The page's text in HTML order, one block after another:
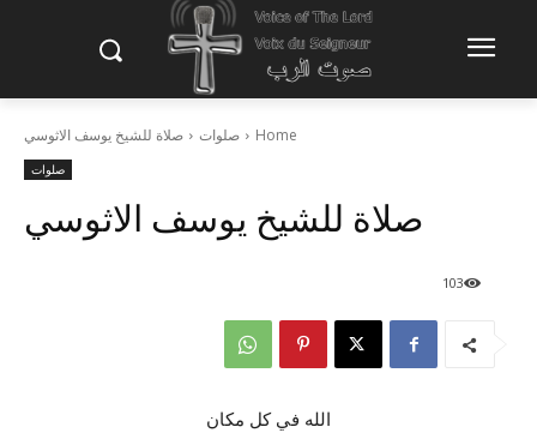
Home صلوات صلاة للشيخ يوسف الاثوسي
صلوات
صلاة للشيخ يوسف الاثوسي
103
الله في كل مكان